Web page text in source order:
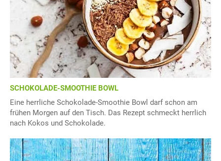
SCHOKOLADE-SMOOTHIE BOWL
Eine herrliche Schokolade-Smoothie Bowl darf schon am
frühen Morgen auf den Tisch. Das Rezept schmeckt herrlich
nach Kokos und Schokolade.